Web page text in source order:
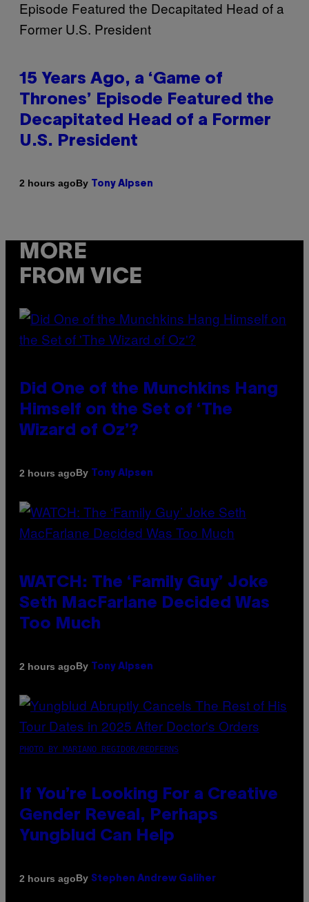
15 Years Ago, a ‘Game of
Thrones’ Episode Featured the
Decapitated Head of a Former
U.S. President
2 hours agoBy Tony Alpsen
MORE
FROM VICE
Did One of the Munchkins Hang
Himself on the Set of ‘The
Wizard of Oz’?
2 hours agoBy Tony Alpsen
WATCH: The ‘Family Guy’ Joke
Seth MacFarlane Decided Was
Too Much
2 hours agoBy Tony Alpsen
PHOTO BY MARIANO REGIDOR/REDFERNS
If You’re Looking For a Creative
Gender Reveal, Perhaps
Yungblud Can Help
2 hours agoBy Stephen Andrew Galiher